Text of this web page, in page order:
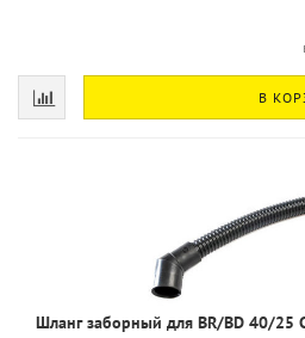
В
Шланг заборный для BR/BD 40/25